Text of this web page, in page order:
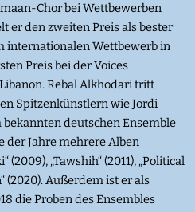
Chor bei Wettbewerben
er den zweiten Preis als bester
internationalen Wettbewerb in
Preis bei der Voices
Rebal Alkhodari tritt
Spitzenkünstlern wie Jordi
deutschen Ensemble
der Jahre mehrere Alben
„Tawshih“ (2011), „Political
(2020). Außerdem ist er als
die Proben des Ensembles